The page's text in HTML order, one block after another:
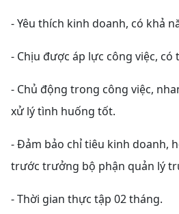
- Yêu thích kinh doanh, có khả
- Chịu được áp lực công việc,
- Chủ động trong công việc,
xử lý tình huống tốt.
- Đảm bảo chỉ tiêu kinh doanh,
trước trưởng bộ phận quản lý
- Thời gian thực tập 02 tháng.